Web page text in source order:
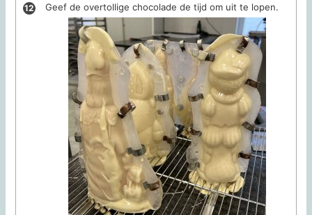
Geef de overtollige chocolade de tijd om uit te lopen.